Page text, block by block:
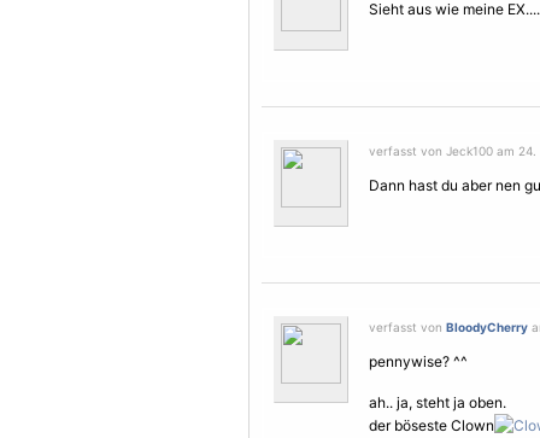
Sieht aus wie meine
verfasst von Jeck100 am 24.
Dann hast du aber nen
verfasst von BloodyCherry
pennywise? ^^
ah.. ja, steht ja oben.
der böseste Clown